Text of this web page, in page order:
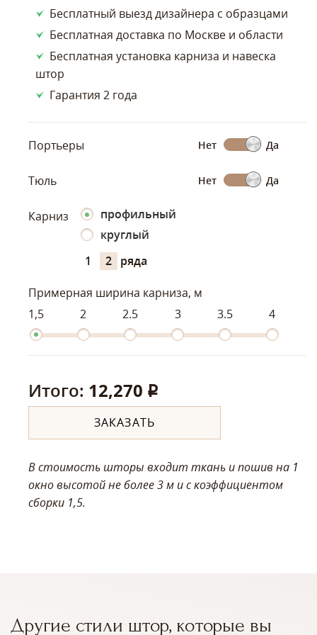
Бесплатный выезд дизайнера с образцами
Бесплатная доставка по Москве и области
Бесплатная установка карниза и навеска
штор
Гарантия 2 года
Портьеры Нет Да
Тюль Нет Да
Карниз
профильный
круглый
1
2 ряда
Примерная ширина карниза, м
1,5
2 2.5 3 3.5 4
Итого: 12,270 q
ЗАКАЗАТЬ
В стоимость шторы входит ткань и пошив на 1
окно высотой не более 3 м и с коэффициентом
сборки 1,5.
Другие стили штор, которые вы